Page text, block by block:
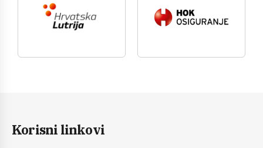
Korisni linkovi